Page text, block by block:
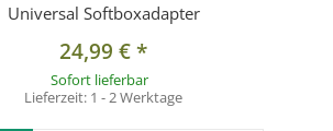
Universal Softboxadapter
24,99 €*
Sofort lieferbar
Lieferzeit: 1 - 2 Werktage